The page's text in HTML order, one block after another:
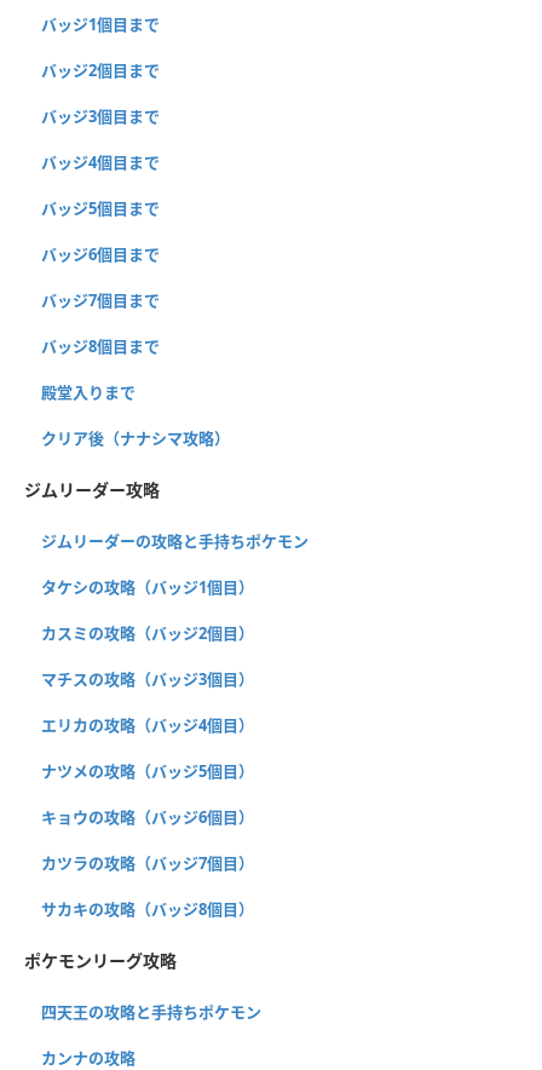
バッジ1個目まで
バッジ2個目まで
バッジ3個目まで
バッジ4個目まで
バッジ5個目まで
バッジ6個目まで
バッジ7個目まで
バッジ8個目まで
殿堂入りまで
クリア後（ナナシマ攻略）
ジムリーダー攻略
ジムリーダーの攻略と手持ちポケモン
タケシの攻略（バッジ1個目）
カスミの攻略（バッジ2個目）
マチスの攻略（バッジ3個目）
エリカの攻略（バッジ4個目）
ナツメの攻略（バッジ5個目）
キョウの攻略（バッジ6個目）
カツラの攻略（バッジ7個目）
サカキの攻略（バッジ8個目）
ポケモンリーグ攻略
四天王の攻略と手持ちポケモン
カンナの攻略